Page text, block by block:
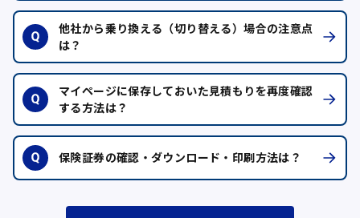
他社から乗り換える（切り替える）場合の注意点
は？
マイページに保存しておいた見積もりを再度確認
する方法は？
保険証券の確認・ダウンロード・印刷方法は？